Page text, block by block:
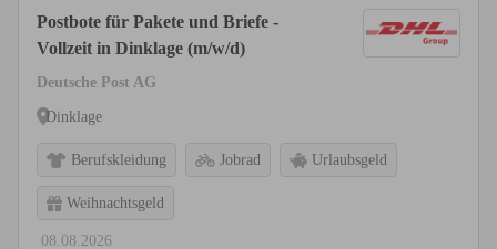
Postbote für Pakete und Briefe -
Vollzeit in Dinklage (m/w/d)
Deutsche Post AG
Dinklage
Berufskleidung Jobrad Urlaubsgeld
Weihnachtsgeld
08.08.2026